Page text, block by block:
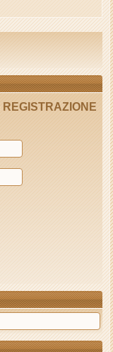
REGISTRAZIONE